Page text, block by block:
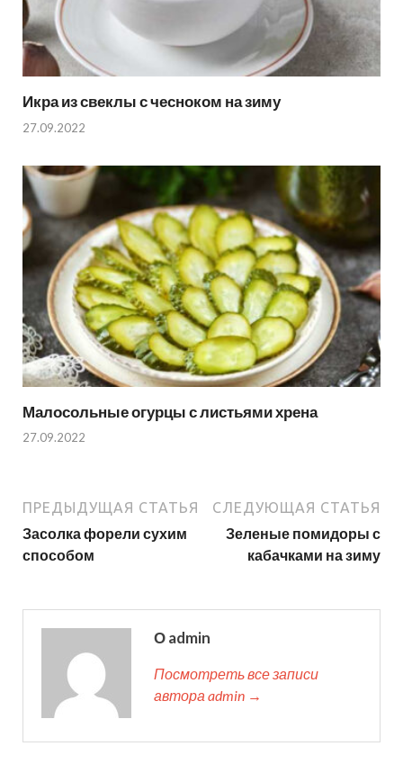
Икра из свеклы с чесноком на зиму
27.09.2022
Малосольные огурцы с листьями хрена
27.09.2022
ПРЕДЫДУЩАЯ СТАТЬЯ
Засолка форели сухим
способом
СЛЕДУЮЩАЯ СТАТЬЯ
Зеленые помидоры с
кабачками на зиму
О admin
Посмотреть все записи
автора admin →